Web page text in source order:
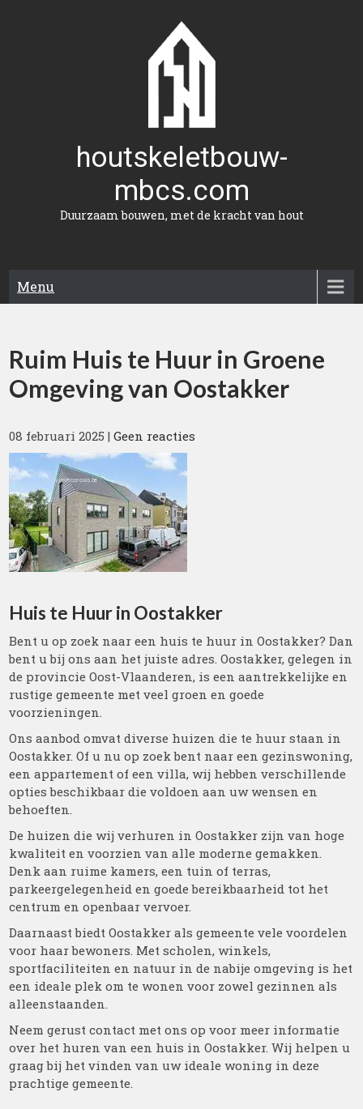
houtskeletbouw-
mbcs.com
Duurzaam bouwen, met de kracht van hout
Menu
Ruim Huis te Huur in Groene
Omgeving van Oostakker
08 februari 2025 |Geen reacties
Huis te Huur in Oostakker
Bent u op zoek naar een huis te huur in Oostakker? Dan
bent u bij ons aan het juiste adres. Oostakker, gelegen in
de provincie Oost-Vlaanderen, is een aantrekkelijke en
rustige gemeente met veel groen en goede
voorzieningen.
Ons aanbod omvat diverse huizen die te huur staan in
Oostakker. Of u nu op zoek bent naar een gezinswoning,
een appartement of een villa, wij hebben verschillende
opties beschikbaar die voldoen aan uw wensen en
behoeften.
De huizen die wij verhuren in Oostakker zijn van hoge
kwaliteit en voorzien van alle moderne gemakken.
Denk aan ruime kamers, een tuin of terras,
parkeergelegenheid en goede bereikbaarheid tot het
centrum en openbaar vervoer.
Daarnaast biedt Oostakker als gemeente vele voordelen
voor haar bewoners. Met scholen, winkels,
sportfaciliteiten en natuur in de nabije omgeving is het
een ideale plek om te wonen voor zowel gezinnen als
alleenstaanden.
Neem gerust contact met ons op voor meer informatie
over het huren van een huis in Oostakker. Wij helpen u
graag bij het vinden van uw ideale woning in deze
prachtige gemeente.